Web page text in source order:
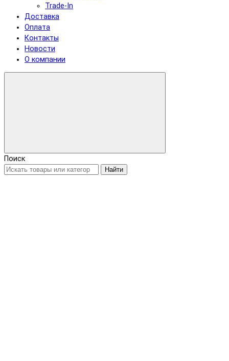
Trade-In
Доставка
Оплата
Контакты
Новости
О компании
Поиск
Найти